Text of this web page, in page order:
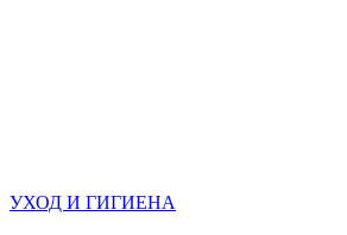
УХОД И ГИГИЕНА